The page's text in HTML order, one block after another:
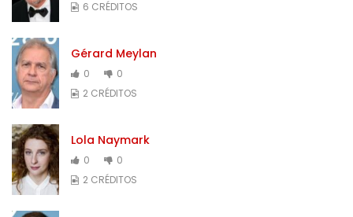
6 CRÉDITOS
Gérard Meylan
0
0
2 CRÉDITOS
Lola Naymark
0
0
2 CRÉDITOS